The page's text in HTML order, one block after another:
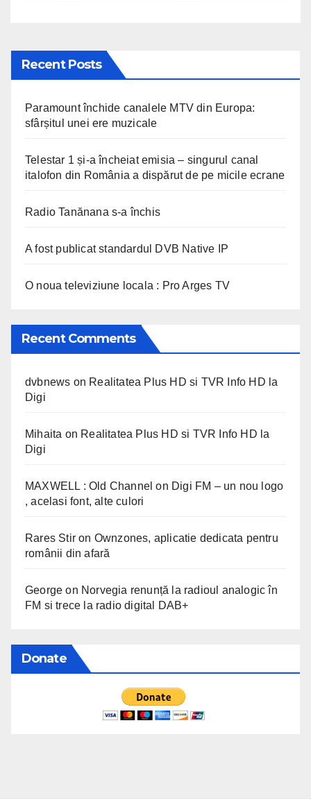
Recent Posts
Paramount închide canalele MTV din Europa:
sfârșitul unei ere muzicale
Telestar 1 și-a încheiat emisia – singurul canal
italofon din România a dispărut de pe micile ecrane
Radio Tanănana s-a închis
A fost publicat standardul DVB Native IP
O noua televiziune locala : Pro Arges TV
Recent Comments
dvbnews on Realitatea Plus HD si TVR Info HD la
Digi
Mihaita on Realitatea Plus HD si TVR Info HD la
Digi
MAXWELL : Old Channel on Digi FM – un nou logo
, acelasi font, alte culori
Rares Stir on Ownzones, aplicatie dedicata pentru
românii din afară
George on Norvegia renunță la radioul analogic în
FM si trece la radio digital DAB+
Donate